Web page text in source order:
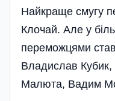
Найкраще смугу
Клочай. Але у
переможцями
Владислав
Малюта, Вадим